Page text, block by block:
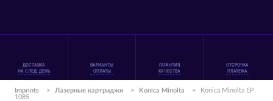
ДОСТАВКА
НА СЛЕД. ДЕНЬ
ВАРИАНТЫ
ОПЛАТЫ
ГАРАНТИЯ
КАЧЕСТВА
ОТСРОЧКА
ПЛАТЕЖА
Imprints > Лазерные картриджи > Konica Minolta >
Konica Minolta EP
1085